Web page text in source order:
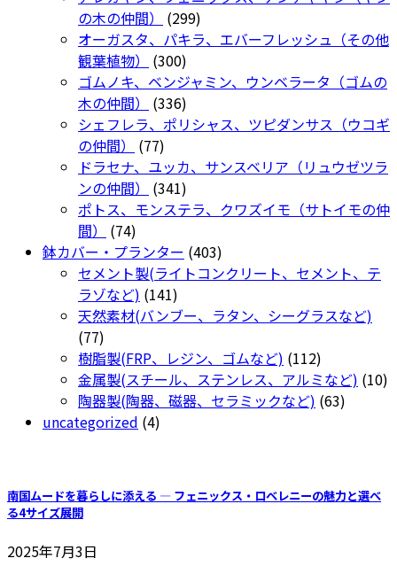
品
ペ
ー
ジ
か
ら
選
択
で
き
ま
す
ョ
ン
が
あ
り
ま
す。
オ
プ
シ
ョ
ン
は
商
品
ペ
ー
ジ
か
ら
選
き
品
商
の木の仲間）
299299
個
商
オーガスタ、パキラ、エバーフレッシュ（その他
観葉植物）
300300
個
の
商
ゴムノキ、ベンジャミン、ウンベラータ（ゴムの
木の仲間）
336336
個
商
品
シェフレラ、ポリシャス、ツピダンサス（ウコギ
の仲間）
7777
個
の
商
ドラセナ、ユッカ、サンスベリア（リュウゼツラ
ンの仲間）
341341
個
商
品
ポトス、モンステラ、クワズイモ（サトイモの仲
間）
7474
個
の
商
品
鉢カバー・プランター 403403
個
商
セメント製(ライトコンクリート、セメント、テ
ラゾなど) 141141
個
商
品
天然素材(バンブー、ラタン、シーグラスなど)
7777
個
の
商
品
樹脂製(FRP、レジン、ゴムなど) 112112
個
の
金属製(スチール、ステンレス、アルミなど) 1010
陶器製(陶器、磁器、セラミックなど) 6363
uncategorized 44
品
南国ムードを暮らしに添える ― フェニックス・ロベレニーの魅力と選べ
る4サイズ展開
2025年7月3日